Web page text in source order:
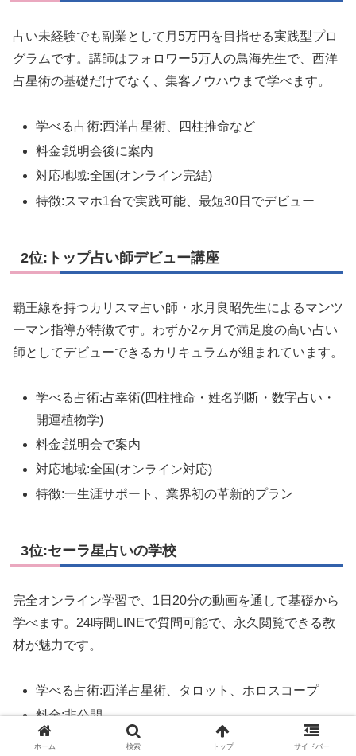
占い未経験でも副業として月5万円を目指せる実践型プロ
グラムです。講師はフォロワー5万人の鳥海先生で、西洋
占星術の基礎だけでなく、集客ノウハウまで学べます。
学べる占術:西洋占星術、四柱推命など
料金:説明会後に案内
対応地域:全国(オンライン完結)
特徴:スマホ1台で実践可能、最短30日でデビュー
2位:トップ占い師デビュー講座
覇王線を持つカリスマ占い師・水月良昭先生によるマンツ
ーマン指導が特徴です。わずか2ヶ月で満足度の高い占い
師としてデビューできるカリキュラムが組まれています。
学べる占術:占幸術(四柱推命・姓名判断・数字占い・
開運植物学)
料金:説明会で案内
対応地域:全国(オンライン対応)
特徴:一生涯サポート、業界初の革新的プラン
3位:セーラ星占いの学校
完全オンライン学習で、1日20分の動画を通して基礎から
学べます。24時間LINEで質問可能で、永久閲覧できる教
材が魅力です。
学べる占術:西洋占星術、タロット、ホロスコープ
料金:非公開
対応地域:全国(完全オンライン)
ホーム 検索 トップ サイドバー